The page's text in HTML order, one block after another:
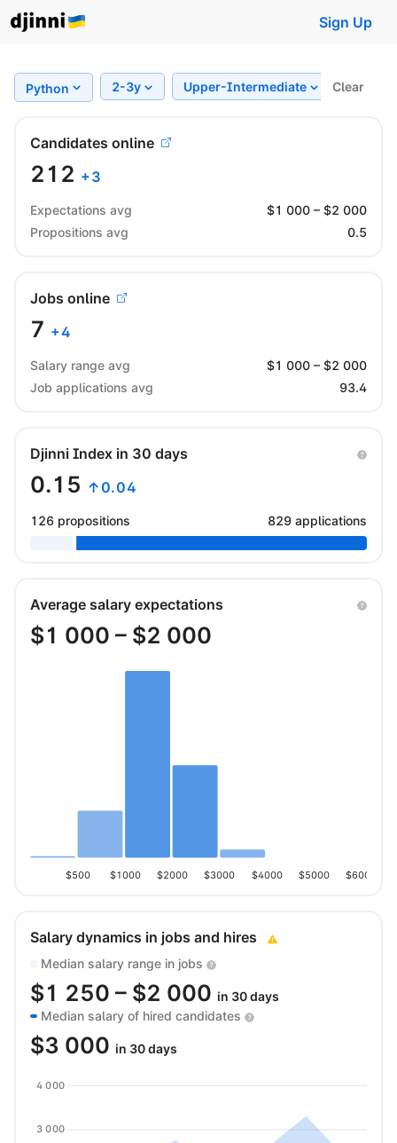
Sign Up
Python 2-3y Upper-Intermediate Region
Clear
Candidates online
212 +3
Expectations avg $1 000 – $2 000
Propositions avg
0.5
Jobs online
7 +4
Salary range avg $1 000 – $2 000
Job applications avg
93.4
Djinni Index in 30 days
0.15 ↑0.04
126 propositions 829 applications
Average salary expectations
$1 000 – $2 000
$500 $1000 $2000 $3000 $4000 $5000 $6000
Salary dynamics in jobs and hires
Median salary range in jobs
$1 250 – $2 000 in 30 days
Median salary of hired candidates
$3 000 in 30 days
3 000
4 000